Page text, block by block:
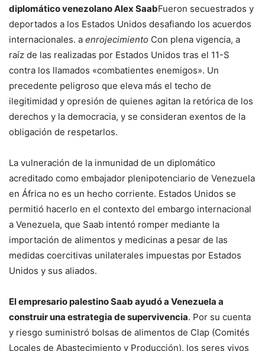
diplomático venezolano Alex SaabFueron secuestrados y
deportados a los Estados Unidos desafiando los acuerdos
internacionales. a enrojecimiento Con plena vigencia, a
raíz de las realizadas por Estados Unidos tras el 11-S
contra los llamados «combatientes enemigos». Un
precedente peligroso que eleva más el techo de
ilegitimidad y opresión de quienes agitan la retórica de los
derechos y la democracia, y se consideran exentos de la
obligación de respetarlos.
La vulneración de la inmunidad de un diplomático
acreditado como embajador plenipotenciario de Venezuela
en África no es un hecho corriente. Estados Unidos se
permitió hacerlo en el contexto del embargo internacional
a Venezuela, que Saab intentó romper mediante la
importación de alimentos y medicinas a pesar de las
medidas coercitivas unilaterales impuestas por Estados
Unidos y sus aliados.
El empresario palestino Saab ayudó a Venezuela a
construir una estrategia de supervivencia. Por su cuenta
y riesgo suministró bolsas de alimentos de Clap (Comités
Locales de Abastecimiento y Producción), los seres vivos